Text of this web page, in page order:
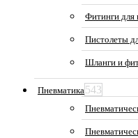
Фитинги для
Пистолеты
Шланги и
Пневматика543